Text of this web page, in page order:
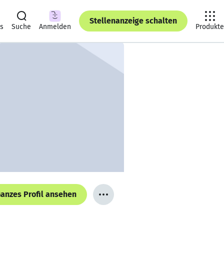
Suche Anmelden
Stellenanzeige schalten
Produkte
Profil ansehen